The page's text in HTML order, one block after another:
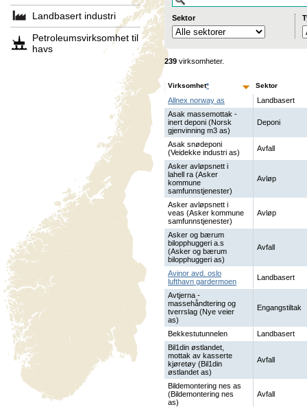
Landbasert industri
Petroleumsvirksomhet til
havs
Sektor
239 virksomheter.
Virksomhet* Sektor
Allnex norway as
Landbasert
Asak massemottak -
inert deponi (Norsk
gjenvinning m3 as)
Deponi
Asak snødeponi
(Veidekke industri as)
Avfall
Asker avløpsnett i
lahell ra (Asker
kommune
samfunnstjenester)
Avløp
Asker avløpsnett i
veas (Asker kommune
samfunnstjenester)
Avløp
Asker og bærum
bilopphuggeri a.s
(Asker og bærum
bilopphuggeri as)
Avfall
Avinor avd. oslo
lufthavn gardermoen
Landbasert
Avtjerna -
massehåndtering og
tverrslag (Nye veier
as)
Engangstiltak
Bekkestutunnelen
Landbasert
Bil1din østlandet,
mottak av kasserte
kjøretøy (Bil1din
østlandet as)
Avfall
Bildemontering nes as
(Bildemontering nes
as)
Avfall